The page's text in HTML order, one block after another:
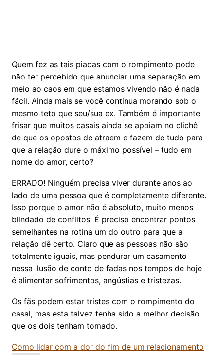
Quem fez as tais piadas com o rompimento pode
não ter percebido que anunciar uma separação em
meio ao caos em que estamos vivendo não é nada
fácil. Ainda mais se você continua morando sob o
mesmo teto que seu/sua ex. Também é importante
frisar que muitos casais ainda se apoiam no clichê
de que os opostos de atraem e fazem de tudo para
que a relação dure o máximo possível – tudo em
nome do amor, certo?
ERRADO! Ninguém precisa viver durante anos ao
lado de uma pessoa que é completamente diferente.
Isso porque o amor não é absoluto, muito menos
blindado de conflitos. É preciso encontrar pontos
semelhantes na rotina um do outro para que a
relação dê certo. Claro que as pessoas não são
totalmente iguais, mas pendurar um casamento
nessa ilusão de conto de fadas nos tempos de hoje
é alimentar sofrimentos, angústias e tristezas.
Os fãs podem estar tristes com o rompimento do
casal, mas esta talvez tenha sido a melhor decisão
que os dois tenham tomado.
Como lidar com a dor do fim de um relacionamento